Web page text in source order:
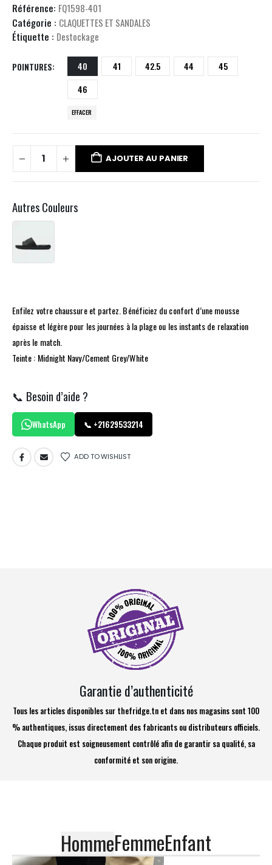
Référence: FQ1598-401
Catégorie : CLAQUETTES ET SANDALES
Étiquette : Destockage
POINTURES 40 41 42.5 44
45
46
EFFACER
AJOUTER AU PANIER
Autres Couleurs
Enfilez votre chaussure et partez. Bénéficiez du confort d’une mousse
épaisse et légère pour les journées à la plage ou les instants de relaxation
après le match.
Teinte : Midnight Navy/Cement Grey/White
📞 Besoin d’aide ?
WhatsApp 📞 +21629533214
ADD TO WISHLIST
Garantie d’authenticité
Tous les articles disponibles sur thefridge.tn et dans nos magasins sont 100
% authentiques, issus directement des fabricants ou distributeurs officiels.
Chaque produit est soigneusement contrôlé afin de garantir sa qualité, sa
conformité et son origine.
HommeFemmeEnfant